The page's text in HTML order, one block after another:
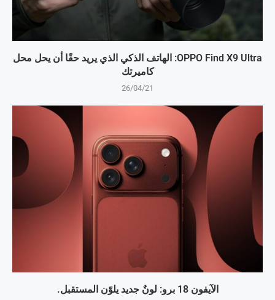
OPPO Find X9 Ultra: الهاتف الذكي الذي يريد حقًا أن يحل محل
كاميرتك
26/04/21
الآيفون 18 برو: لونٌ جديد يلوّن المستقبل.